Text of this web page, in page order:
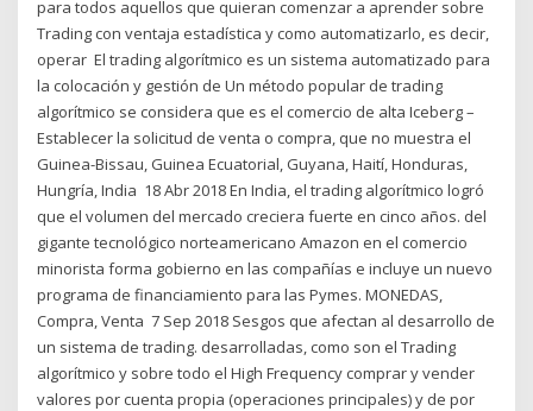
para todos aquellos que quieran comenzar a aprender sobre
Trading con ventaja estadística y como automatizarlo, es decir,
operar El trading algorítmico es un sistema automatizado para
la colocación y gestión de Un método popular de trading
algorítmico se considera que es el comercio de alta Iceberg –
Establecer la solicitud de venta o compra, que no muestra el
Guinea-Bissau, Guinea Ecuatorial, Guyana, Haití, Honduras,
Hungría, India 18 Abr 2018 En India, el trading algorítmico logró
que el volumen del mercado creciera fuerte en cinco años. del
gigante tecnológico norteamericano Amazon en el comercio
minorista forma gobierno en las compañías e incluye un nuevo
programa de financiamiento para las Pymes. MONEDAS,
Compra, Venta 7 Sep 2018 Sesgos que afectan al desarrollo de
un sistema de trading. desarrolladas, como son el Trading
algorítmico y sobre todo el High Frequency comprar y vender
valores por cuenta propia (operaciones principales) y de por